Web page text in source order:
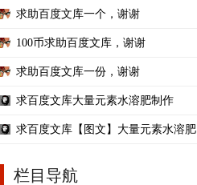
求助百度文库一个，谢谢
100币求助百度文库，谢谢
求助百度文库一份，谢谢
求百度文库大量元素水溶肥制作
求百度文库【图文】大量元素水溶肥
栏目导航